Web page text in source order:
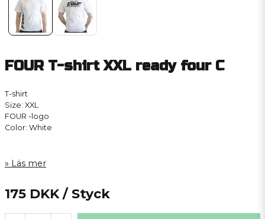
FOUR T-shirt XXL ready four C
T-shirt
Size: XXL
FOUR -logo
Color: White
Läs mer
175 DKK / Styck